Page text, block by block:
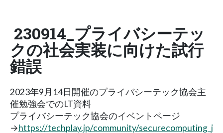
230914_プライバシーテッ
クの社会実装に向けた試行
錯誤
2023年9月14日開催のプライバシーテック協会主
催勉強会でのLT資料
プライバシーテック協会のイベントページ
→https://techplay.jp/community/securecomputing_j